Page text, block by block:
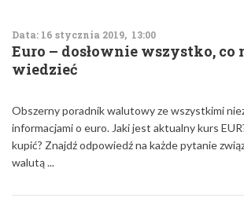
Data: 16 stycznia 2019, 13:00
Euro – dosłownie wszystko, co
wiedzieć
Obszerny poradnik walutowy ze wszystkimi
informacjami o euro. Jaki jest aktualny kurs
kupić? Znajdź odpowiedź na każde pytanie
walutą ...